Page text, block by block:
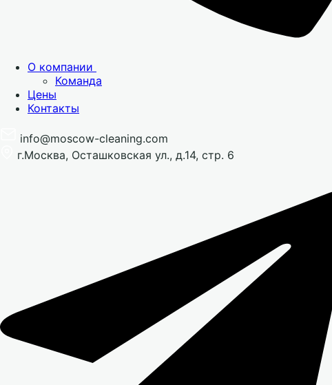
О компании
Команда
Цены
Контакты
info@moscow-cleaning.com
г.Москва, Осташковская ул., д.14, стр. 6